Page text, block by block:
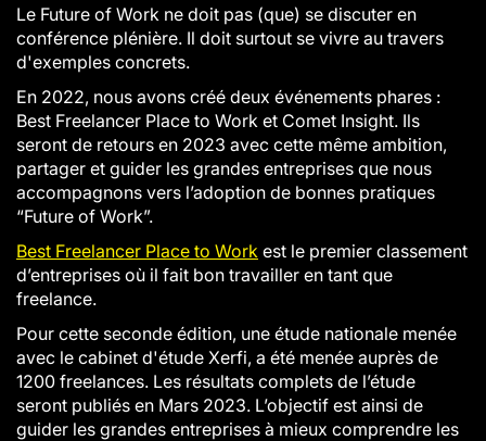
Le Future of Work ne doit pas (que) se discuter en
conférence plénière. Il doit surtout se vivre au travers
d'exemples concrets.
En 2022, nous avons créé deux événements phares :
Best Freelancer Place to Work et Comet Insight. Ils
seront de retours en 2023 avec cette même ambition,
partager et guider les grandes entreprises que nous
accompagnons vers l’adoption de bonnes pratiques
“Future of Work”.
Best Freelancer Place to Work est le premier classement
d’entreprises où il fait bon travailler en tant que
freelance.
Pour cette seconde édition, une étude nationale menée
avec le cabinet d'étude Xerfi, a été menée auprès de
1200 freelances. Les résultats complets de l’étude
seront publiés en Mars 2023. L’objectif est ainsi de
guider les grandes entreprises à mieux comprendre les